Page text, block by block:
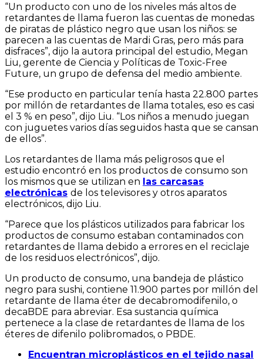
“Un producto con uno de los niveles más altos de
retardantes de llama fueron las cuentas de monedas
de piratas de plástico negro que usan los niños: se
parecen a las cuentas de Mardi Gras, pero más para
disfraces”, dijo la autora principal del estudio, Megan
Liu, gerente de Ciencia y Políticas de Toxic-Free
Future, un grupo de defensa del medio ambiente.
“Ese producto en particular tenía hasta 22.800 partes
por millón de retardantes de llama totales, eso es casi
el 3 % en peso”, dijo Liu. “Los niños a menudo juegan
con juguetes varios días seguidos hasta que se cansan
de ellos”.
Los retardantes de llama más peligrosos que el
estudio encontró en los productos de consumo son
los mismos que se utilizan en las carcasas
electrónicas de los televisores y otros aparatos
electrónicos, dijo Liu.
“Parece que los plásticos utilizados para fabricar los
productos de consumo estaban contaminados con
retardantes de llama debido a errores en el reciclaje
de los residuos electrónicos”, dijo.
Un producto de consumo, una bandeja de plástico
negro para sushi, contiene 11.900 partes por millón del
retardante de llama éter de decabromodifenilo, o
decaBDE para abreviar. Esa sustancia química
pertenece a la clase de retardantes de llama de los
éteres de difenilo polibromados, o PBDE.
Encuentran microplásticos en el tejido nasal